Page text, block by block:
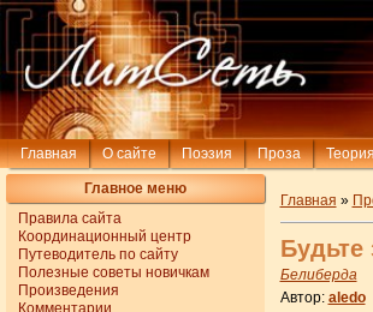
Главная О сайте Поэзия Проза
Главное меню
Правила сайта
Координационный центр
Путеводитель по сайту
Полезные советы новичкам
Произведения
Комментарии
Главная »
Белиберда
Автор: aledo